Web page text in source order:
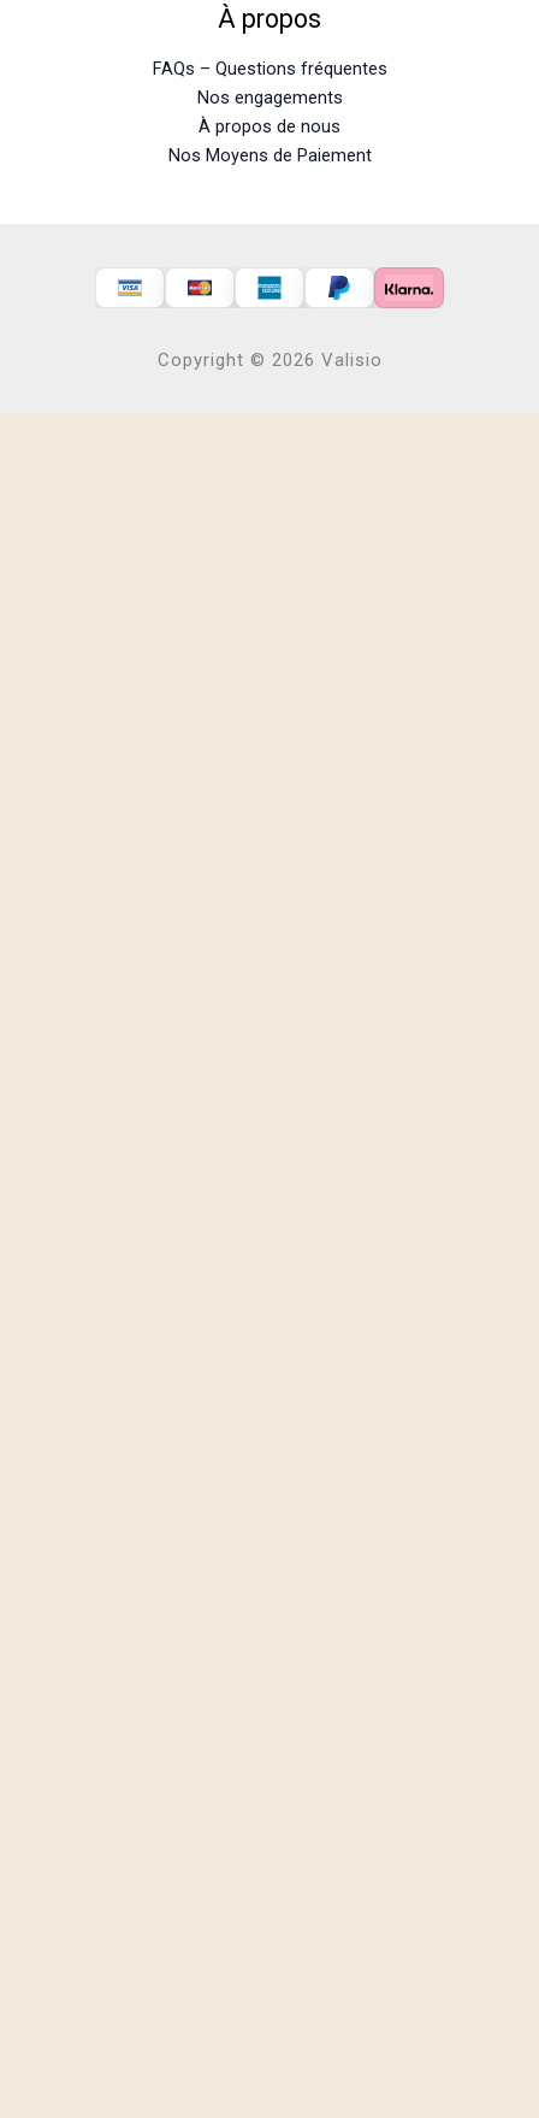
À propos
FAQs – Questions fréquentes
Nos engagements
À propos de nous
Nos Moyens de Paiement
Copyright © 2026 Valisio